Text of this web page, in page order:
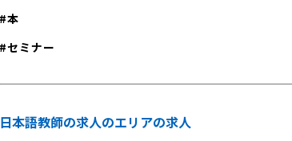
本
セミナー
日本語教師の求人のエリアの求人